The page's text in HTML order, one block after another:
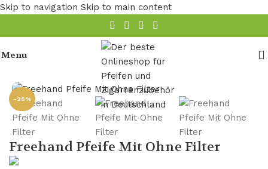
Skip to navigation Skip to main content
Menu
Freehand-Pfeifen
-26%
Freehand Pfeife Mit Ohne Filter